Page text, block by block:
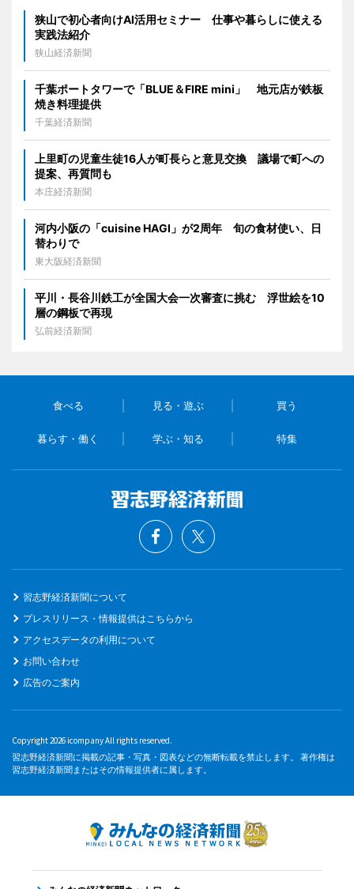
狭山で初心者向けAI活用セミナー 仕事や暮らしに使える
実践法紹介
狭山経済新聞
千葉ポートタワーで「BLUE＆FIRE mini」 地元店が鉄板
焼き料理提供
千葉経済新聞
上里町の児童生徒16人が町長らと意見交換 議場で町への
提案、再質問も
本庄経済新聞
河内小阪の「cuisine HAGI」が2周年 旬の食材使い、日
替わりで
東大阪経済新聞
平川・長谷川鉄工が全国大会一次審査に挑む 浮世絵を10
層の鋼板で再現
弘前経済新聞
食べる 見る・遊ぶ 買う
暮らす・働く 学ぶ・知る 特集
習志野経済新聞について
プレスリリース・情報提供はこちらから
アクセスデータの利用について
お問い合わせ
広告のご案内
Copyright 2026 icompany All rights reserved.
習志野経済新聞に掲載の記事・写真・図表などの無断転載を禁止します。 著作権は
習志野経済新聞またはその情報提供者に属します。